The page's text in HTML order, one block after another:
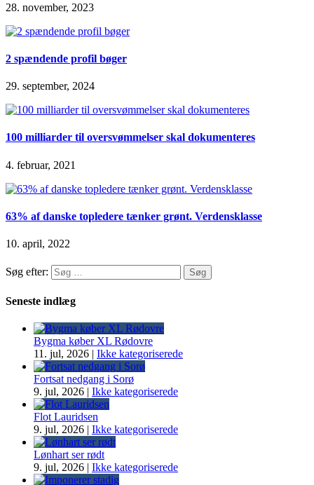
28. november, 2023
2 spændende profil bøger
29. september, 2024
100 milliarder til oversvømmelser skal dokumenteres
4. februar, 2021
63% af danske topledere tænker grønt. Verdensklasse
10. april, 2022
Søg efter:
Seneste indlæg
Bygma køber XL Rødovre
11. jul, 2026 | Ikke kategoriserede
Fortsat nedgang i Sorø
9. jul, 2026 | Ikke kategoriserede
Flot Lauridsen
9. jul, 2026 | Ikke kategoriserede
Lønhart ser rødt
9. jul, 2026 | Ikke kategoriserede